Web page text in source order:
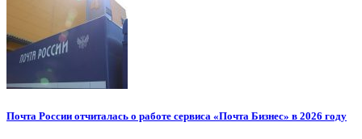
Почта России отчиталась о работе сервиса «Почта Бизнес» в 2026 году